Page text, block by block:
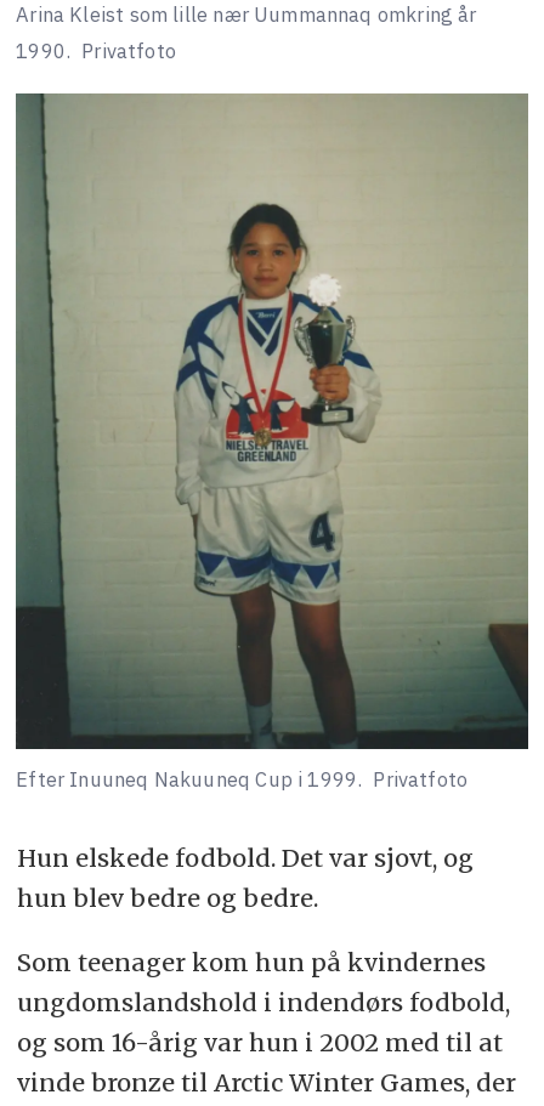
Arina Kleist som lille nær Uummannaq omkring år
1990. Privatfoto
Efter Inuuneq Nakuuneq Cup i 1999. Privatfoto
Hun elskede fodbold. Det var sjovt, og
hun blev bedre og bedre.
Som teenager kom hun på kvindernes
ungdomslandshold i indendørs fodbold,
og som 16-årig var hun i 2002 med til at
vinde bronze til Arctic Winter Games, der